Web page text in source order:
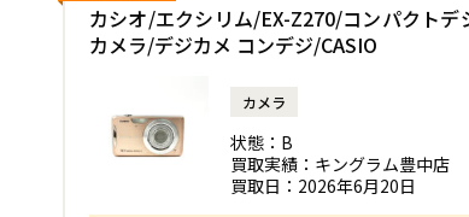
カシオ/エクシリム/EX-Z270/コンパクトデ
カメラ/デジカメ コンデジ/CASIO
カメラ
状態： B
買取実績： キングラム豊中店
買取日： 2026年6月20日